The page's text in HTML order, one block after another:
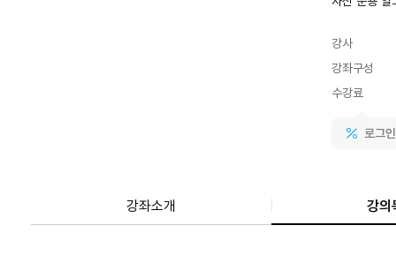
강사
강좌구성
수강료
로그
강좌소개 강의